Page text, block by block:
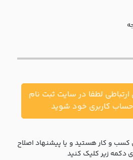
لطفا در سایت ثبت نام
حساب کاربری خود شوید
کسب و کار هستید و یا پیشنهاد اصلاح
دکمه زیر کلیک کنید